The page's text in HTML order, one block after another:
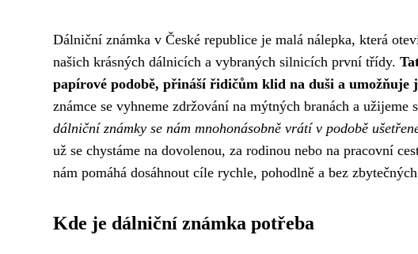
Dálniční známka v České republice je malá nálepka, která
našich krásných dálnicích a vybraných silnicích první třídy.
papírové podobě, přináší řidičům klid na duši a umožňuje
známce se vyhneme zdržování na mýtných branách a
dálniční známky se nám mnohonásobně vrátí v podobě
už se chystáme na dovolenou, za rodinou nebo na pracovní
nám pomáhá dosáhnout cíle rychle, pohodlně a bez
Kde je dálniční známka potřeba